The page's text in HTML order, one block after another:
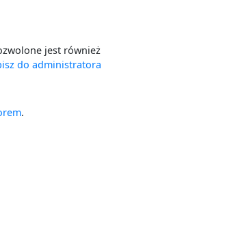
jest również
do administratora
.